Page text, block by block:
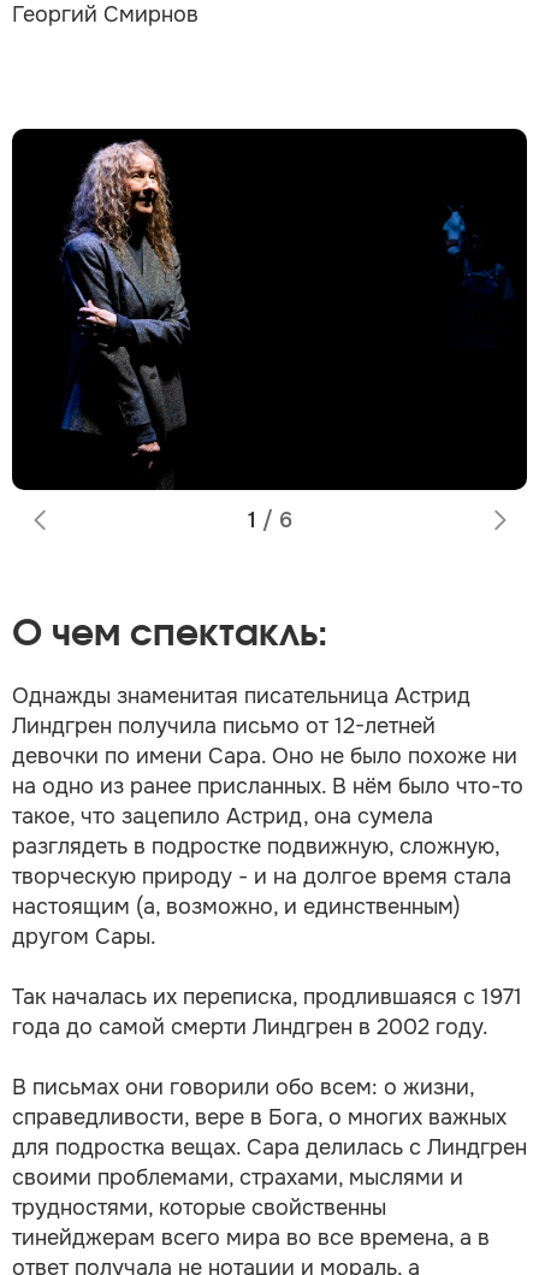
Георгий Смирнов
1 / 6
О чем спектакль:
Однажды знаменитая писательница Астрид
Линдгрен получила письмо от 12-летней
девочки по имени Сара. Оно не было похоже ни
на одно из ранее присланных. В нём было что-то
такое, что зацепило Астрид, она сумела
разглядеть в подростке подвижную, сложную,
творческую природу - и на долгое время стала
настоящим (а, возможно, и единственным)
другом Сары.
Так началась их переписка, продлившаяся с 1971
года до самой смерти Линдгрен в 2002 году.
В письмах они говорили обо всем: о жизни,
справедливости, вере в Бога, о многих важных
для подростка вещах. Сара делилась с Линдгрен
своими проблемами, страхами, мыслями и
трудностями, которые свойственны
тинейджерам всего мира во все времена, а в
ответ получала не нотации и мораль, а